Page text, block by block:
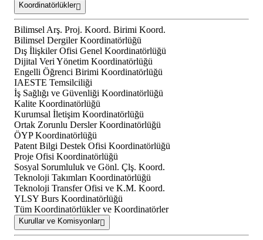
Koordinatörlükler
Bilimsel Arş. Proj. Koord. Birimi Koord.
Bilimsel Dergiler Koordinatörlüğü
Dış İlişkiler Ofisi Genel Koordinatörlüğü
Dijital Veri Yönetim Koordinatörlüğü
Engelli Öğrenci Birimi Koordinatörlüğü
IAESTE Temsilciliği
İş Sağlığı ve Güvenliği Koordinatörlüğü
Kalite Koordinatörlüğü
Kurumsal İletişim Koordinatörlüğü
Ortak Zorunlu Dersler Koordinatörlüğü
ÖYP Koordinatörlüğü
Patent Bilgi Destek Ofisi Koordinatörlüğü
Proje Ofisi Koordinatörlüğü
Sosyal Sorumluluk ve Gönl. Çlş. Koord.
Teknoloji Takımları Koordinatörlüğü
Teknoloji Transfer Ofisi ve K.M. Koord.
YLSY Burs Koordinatörlüğü
Tüm Koordinatörlükler ve Koordinatörler
Kurullar ve Komisyonlar